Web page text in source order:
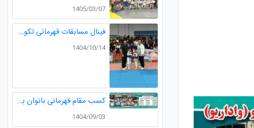
1405/03/07
فینال مسابقات قهرمانی تکواندو لیگ خردسالان استان مدال طلا صدرا ظفری از باشگاه طلایی به مربیگری استاد عسکری مربی ارزنده باشگاه
1404/10/14
کسب مقام قهرمانی بانوان باشگاه طلایی در رقابت های کشوری کاراته
1404/09/03